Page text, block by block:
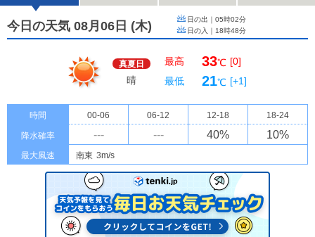
今日の天気 08月06日 (木) 日の出｜ 05時02分
日の入｜ 18時48分
真夏日
晴
最高 33℃ [0]
最低
21℃ [+1]
時間 00-06 06-12 12-18 18-24
降水確率 --- --- 40% 10%
最大風速 南東 3m/s